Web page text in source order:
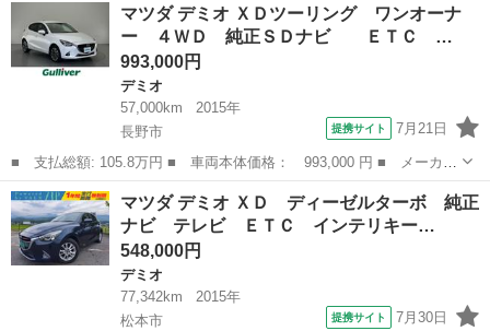
ング Ｌパッケージ ディーゼル車 純正ＳＤナビ Ｂｌｕｅｔｏｏ
ｔｈ Ｃ...
マツダ デミオ ＸＤツーリング ワンオーナ
ー ４ＷＤ 純正ＳＤナビ ＥＴＣ …
993,000円
デミオ
57,000km
2015年
長野市
提携サイト 7月21日
■ 支払総額: 105.8万円 ■ 車両本体価格： 993,000 円 ■ メーカー
名： マツダ ■ 車種名： デミオ ■ グレード名： ＸＤツーリン
グ ワンオーナー ４ＷＤ 純正ＳＤナビ ＥＴＣ レーンキープ
アシスト ...
長野 長野市 デミオ
マツダ デミオ ＸＤ ディーゼルターボ 純正
ナビ テレビ ＥＴＣ インテリキー…
548,000円
デミオ
77,342km
2015年
松本市
提携サイト 7月30日